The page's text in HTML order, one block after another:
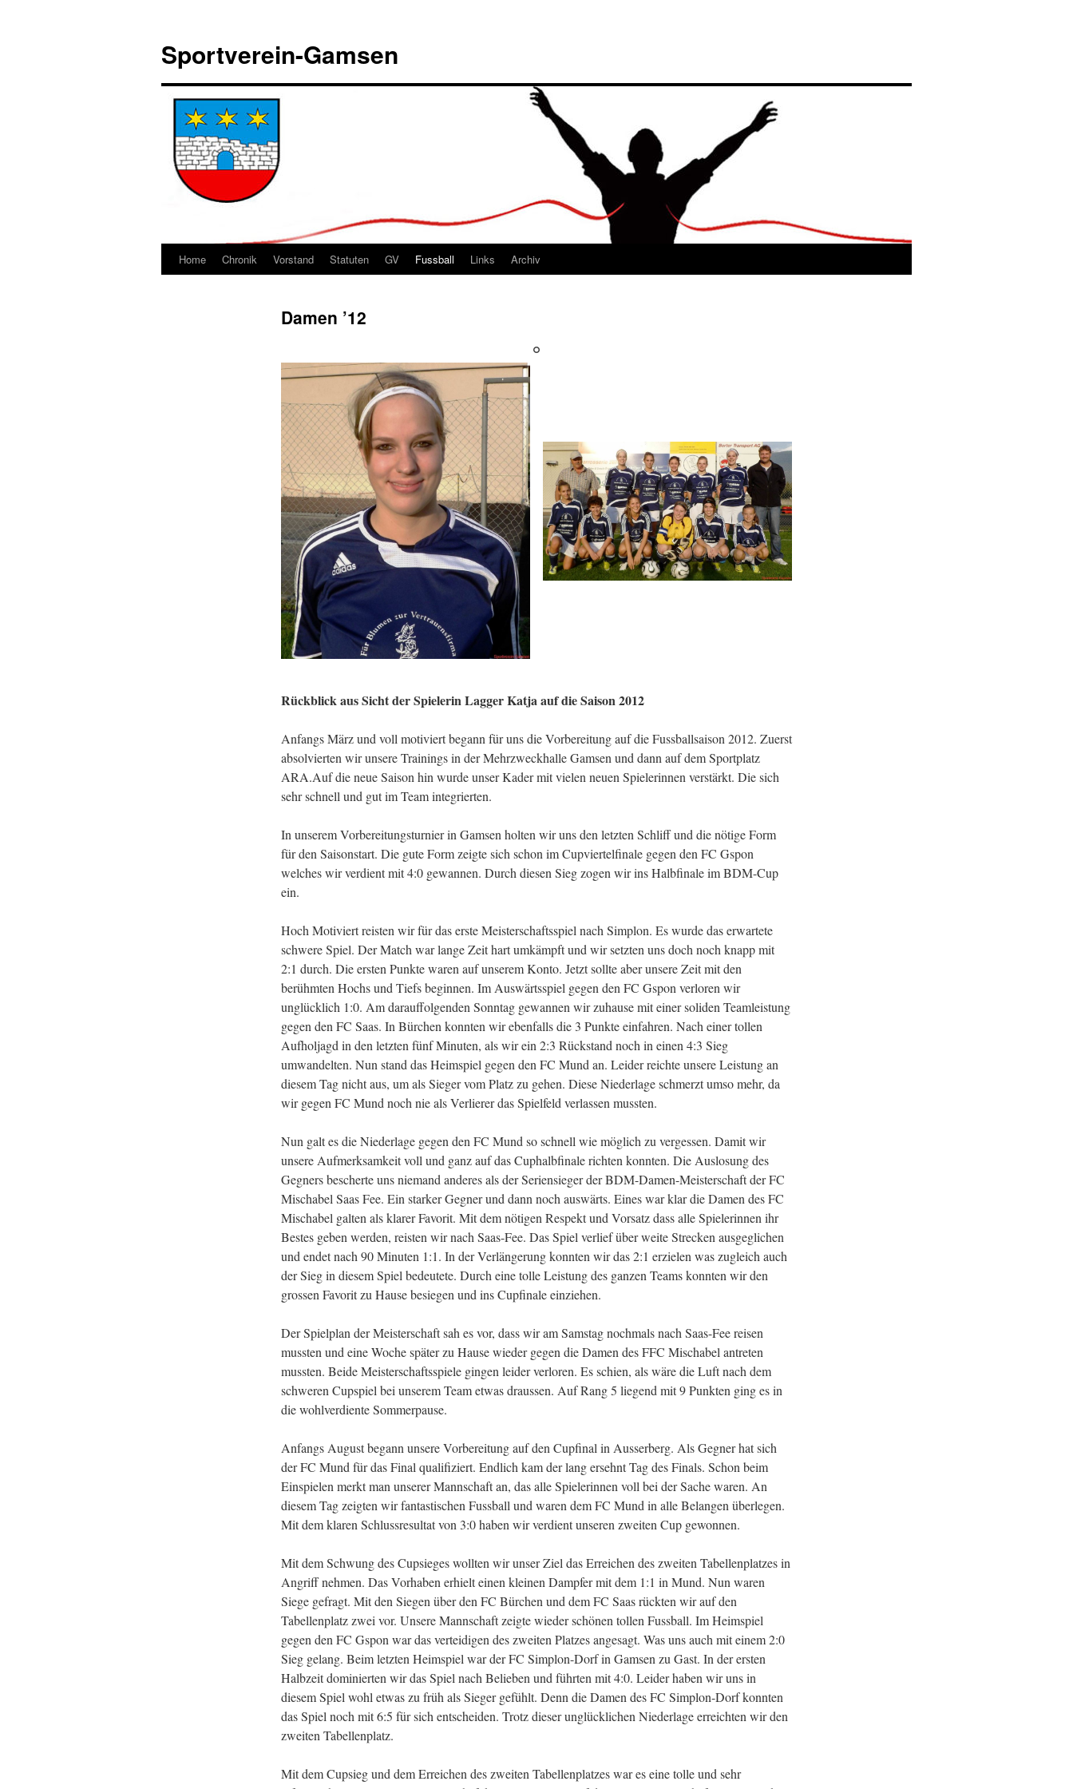
Sportverein-Gamsen
Springe
Home Chronik Vorstand Statuten GV Fussball Links Archiv
Damen ’12
Rückblick aus Sicht der Spielerin Lagger Katja auf die Saison 2012
Anfangs März und voll motiviert begann für uns die Vorbereitung auf die Fussballsaison 2012. Zuerst
absolvierten wir unsere Trainings in der Mehrzweckhalle Gamsen und dann auf dem Sportplatz
ARA.Auf die neue Saison hin wurde unser Kader mit vielen neuen Spielerinnen verstärkt. Die sich
sehr schnell und gut im Team integrierten.
In unserem Vorbereitungsturnier in Gamsen holten wir uns den letzten Schliff und die nötige Form
für den Saisonstart. Die gute Form zeigte sich schon im Cupviertelfinale gegen den FC Gspon
welches wir verdient mit 4:0 gewannen. Durch diesen Sieg zogen wir ins Halbfinale im BDM-Cup
ein.
Hoch Motiviert reisten wir für das erste Meisterschaftsspiel nach Simplon. Es wurde das erwartete
schwere Spiel. Der Match war lange Zeit hart umkämpft und wir setzten uns doch noch knapp mit
2:1 durch. Die ersten Punkte waren auf unserem Konto. Jetzt sollte aber unsere Zeit mit den
berühmten Hochs und Tiefs beginnen. Im Auswärtsspiel gegen den FC Gspon verloren wir
unglücklich 1:0. Am darauffolgenden Sonntag gewannen wir zuhause mit einer soliden Teamleistung
gegen den FC Saas. In Bürchen konnten wir ebenfalls die 3 Punkte einfahren. Nach einer tollen
Aufholjagd in den letzten fünf Minuten, als wir ein 2:3 Rückstand noch in einen 4:3 Sieg
umwandelten. Nun stand das Heimspiel gegen den FC Mund an. Leider reichte unsere Leistung an
diesem Tag nicht aus, um als Sieger vom Platz zu gehen. Diese Niederlage schmerzt umso mehr, da
wir gegen FC Mund noch nie als Verlierer das Spielfeld verlassen mussten.
Nun galt es die Niederlage gegen den FC Mund so schnell wie möglich zu vergessen. Damit wir
unsere Aufmerksamkeit voll und ganz auf das Cuphalbfinale richten konnten. Die Auslosung des
Gegners bescherte uns niemand anderes als der Seriensieger der BDM-Damen-Meisterschaft der FC
Mischabel Saas Fee. Ein starker Gegner und dann noch auswärts. Eines war klar die Damen des FC
Mischabel galten als klarer Favorit. Mit dem nötigen Respekt und Vorsatz dass alle Spielerinnen ihr
Bestes geben werden, reisten wir nach Saas-Fee. Das Spiel verlief über weite Strecken ausgeglichen
und endet nach 90 Minuten 1:1. In der Verlängerung konnten wir das 2:1 erzielen was zugleich auch
der Sieg in diesem Spiel bedeutete. Durch eine tolle Leistung des ganzen Teams konnten wir den
grossen Favorit zu Hause besiegen und ins Cupfinale einziehen.
Der Spielplan der Meisterschaft sah es vor, dass wir am Samstag nochmals nach Saas-Fee reisen
mussten und eine Woche später zu Hause wieder gegen die Damen des FFC Mischabel antreten
mussten. Beide Meisterschaftsspiele gingen leider verloren. Es schien, als wäre die Luft nach dem
schweren Cupspiel bei unserem Team etwas draussen. Auf Rang 5 liegend mit 9 Punkten ging es in
die wohlverdiente Sommerpause.
Anfangs August begann unsere Vorbereitung auf den Cupfinal in Ausserberg. Als Gegner hat sich
der FC Mund für das Final qualifiziert. Endlich kam der lang ersehnt Tag des Finals. Schon beim
Einspielen merkt man unserer Mannschaft an, das alle Spielerinnen voll bei der Sache waren. An
diesem Tag zeigten wir fantastischen Fussball und waren dem FC Mund in alle Belangen überlegen.
Mit dem klaren Schlussresultat von 3:0 haben wir verdient unseren zweiten Cup gewonnen.
Mit dem Schwung des Cupsieges wollten wir unser Ziel das Erreichen des zweiten Tabellenplatzes in
Angriff nehmen. Das Vorhaben erhielt einen kleinen Dampfer mit dem 1:1 in Mund. Nun waren
Siege gefragt. Mit den Siegen über den FC Bürchen und dem FC Saas rückten wir auf den
Tabellenplatz zwei vor. Unsere Mannschaft zeigte wieder schönen tollen Fussball. Im Heimspiel
gegen den FC Gspon war das verteidigen des zweiten Platzes angesagt. Was uns auch mit einem 2:0
Sieg gelang. Beim letzten Heimspiel war der FC Simplon-Dorf in Gamsen zu Gast. In der ersten
Halbzeit dominierten wir das Spiel nach Belieben und führten mit 4:0. Leider haben wir uns in
diesem Spiel wohl etwas zu früh als Sieger gefühlt. Denn die Damen des FC Simplon-Dorf konnten
das Spiel noch mit 6:5 für sich entscheiden. Trotz dieser unglücklichen Niederlage erreichten wir den
zweiten Tabellenplatz.
Mit dem Cupsieg und dem Erreichen des zweiten Tabellenplatzes war es eine tolle und sehr